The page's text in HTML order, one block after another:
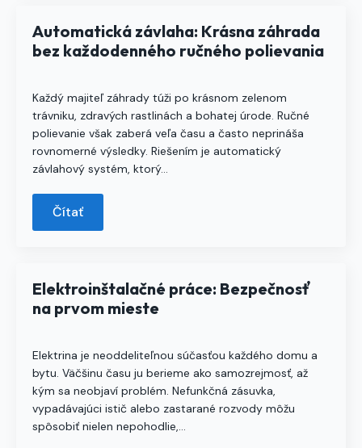
Automatická závlaha: Krásna záhrada
bez každodenného ručného polievania
Každý majiteľ záhrady túži po krásnom zelenom
trávniku, zdravých rastlinách a bohatej úrode. Ručné
polievanie však zaberá veľa času a často neprináša
rovnomerné výsledky. Riešením je automatický
závlahový systém, ktorý…
Čítať
Elektroinštalačné práce: Bezpečnosť
na prvom mieste
Elektrina je neoddeliteľnou súčasťou každého domu a
bytu. Väčšinu času ju berieme ako samozrejmosť, až
kým sa neobjaví problém. Nefunkčná zásuvka,
vypadávajúci istič alebo zastarané rozvody môžu
spôsobiť nielen nepohodlie,…